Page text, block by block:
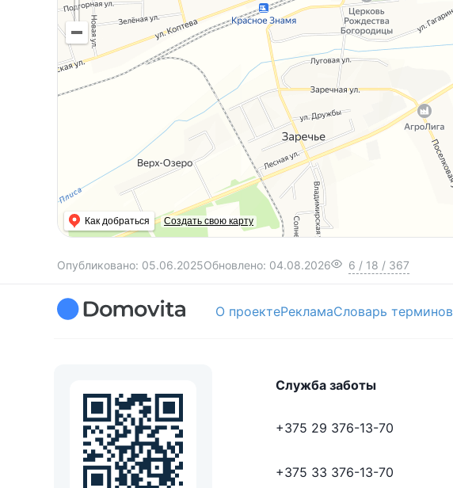
Как добраться Создать свою карту
Опубликовано: 05.06.2025Обновлено: 04.08.2026 6 / 18 / 367
О проектеРекламаСловарь терминов
Служба заботы
+375 29 376-13-70
+375 33 376-13-70